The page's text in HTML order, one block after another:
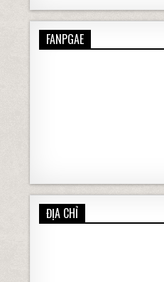
FANPGAE
ĐỊA CHỈ